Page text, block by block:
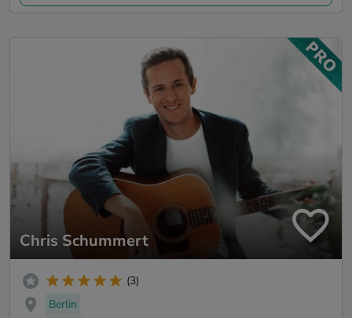
Chris Schummert
(3)
Berlin